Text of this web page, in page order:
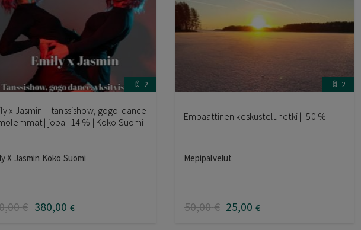
2
x Jasmin – tanssishow, gogo-dance
| jopa -14 % | Koko Suomi
X Jasmin Koko Suomi
,00€ 380,00 €
2
Empaattinen keskusteluhetki | -50 %
Mepipalvelut
50,00€ 25,00 €